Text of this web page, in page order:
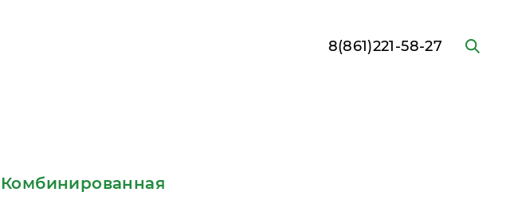
8(861)221-58-27
Комбинированная